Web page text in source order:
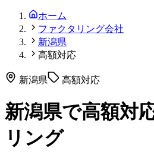
ホーム
ファクタリング会社
新潟県
高額対応
新潟県 高額対応
新潟県で高額対
リング